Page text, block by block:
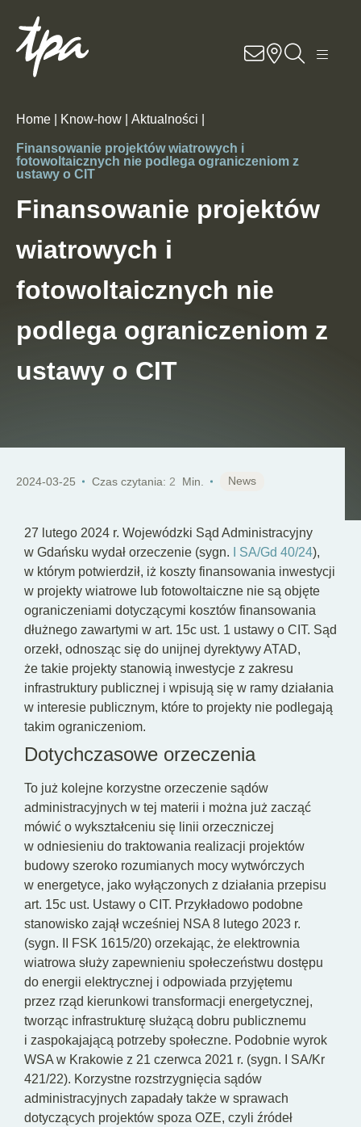
Know-how
Specjalizacje
Kariera
Lokalizacje
Kontakt
PL
Home | Know-how | Aktualności |
Finansowanie projektów wiatrowych i
fotowoltaicznych nie podlega ograniczeniom z
ustawy o CIT
Finansowanie projektów
wiatrowych i
fotowoltaicznych nie
podlega ograniczeniom z
ustawy o CIT
2024-03-25 Czas czytania: 2 Min. News
27 lutego 2024 r. Wojewódzki Sąd Administracyjny
w Gdańsku wydał orzeczenie (sygn.
I SA/Gd 40/24),
w którym potwierdził, iż koszty finansowania inwestycji
w projekty wiatrowe lub fotowoltaiczne nie są objęte
ograniczeniami dotyczącymi kosztów finansowania
dłużnego zawartymi w art. 15c ust. 1 ustawy o CIT. Sąd
orzekł, odnosząc się do unijnej dyrektywy ATAD,
że takie projekty stanowią inwestycje z zakresu
infrastruktury publicznej i wpisują się w ramy działania
w interesie publicznym, które to projekty nie podlegają
takim ograniczeniom.
Dotychczasowe orzeczenia
To już kolejne korzystne orzeczenie sądów
administracyjnych w tej materii i można już zacząć
mówić o wykształceniu się linii orzeczniczej
w odniesieniu do traktowania realizacji projektów
budowy szeroko rozumianych mocy wytwórczych
w energetyce, jako wyłączonych z działania przepisu
art. 15c ust. Ustawy o CIT. Przykładowo podobne
stanowisko zajął wcześniej NSA 8 lutego 2023 r.
(sygn. II FSK 1615/20) orzekając, że elektrownia
wiatrowa służy zapewnieniu społeczeństwu dostępu
do energii elektrycznej i odpowiada przyjętemu
przez rząd kierunkowi transformacji energetycznej,
tworząc infrastrukturę służącą dobru publicznemu
i zaspokajającą potrzeby społeczne. Podobnie wyrok
WSA w Krakowie z 21 czerwca 2021 r. (sygn. I SA/Kr
421/22). Korzystne rozstrzygnięcia sądów
administracyjnych zapadały także w sprawach
dotyczących projektów spoza OZE, czyli źródeł